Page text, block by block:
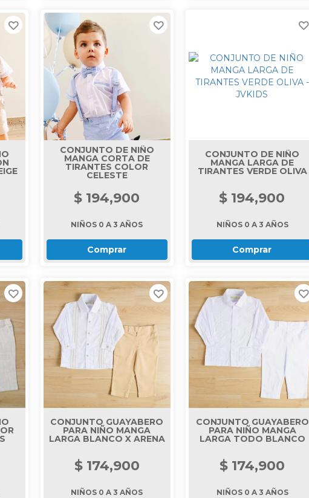
CONJUNTO DE NIÑO
MANGA CORTA DE
TIRANTES COLOR
CELESTE
$ 194,900
NIÑOS 0 A 3 AÑOS
Comprar
CONJUNTO DE NIÑO
MANGA LARGA DE
TIRANTES VERDE OLIVA
$ 194,900
NIÑOS 0 A 3 AÑOS
Comprar
CONJUNTO GUAYABERO
PARA NIÑO MANGA
LARGA BLANCO X ARENA
$ 174,900
NIÑOS 0 A 3 AÑOS
CONJUNTO GUAYABERO
PARA NIÑO MANGA
LARGA TODO BLANCO
$ 174,900
NIÑOS 0 A 3 AÑOS